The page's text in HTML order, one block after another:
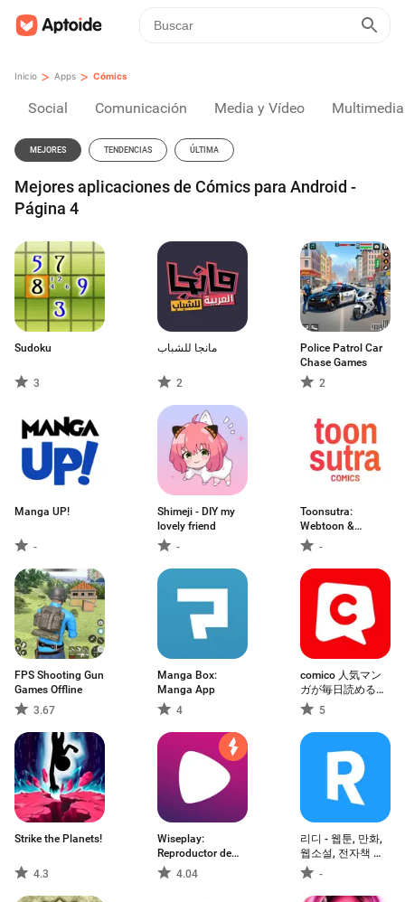
Inicio > Apps > Cómics
Social Comunicación Media y Vídeo Multimedia
MEJORES TENDENCIAS ÚLTIMA
Mejores aplicaciones de Cómics para Android -
Página 4
Sudoku
3
مانجا للشباب
2
Police Patrol Car
Chase Games
2
Manga UP!
-
Shimeji - DIY my
lovely friend
-
Toonsutra:
Webtoon &
Manga App
-
FPS Shooting Gun
Games Offline
3.67
Manga Box:
Manga App
4
comico 人気マン
ガが毎日読める漫
画（まんが）アプ
リ
5
Strike the Planets!
4.3
Wiseplay:
Reproductor de
video4.04
리디 - 웹툰, 만화,
웹소설, 전자책 모
두 여기에!
-